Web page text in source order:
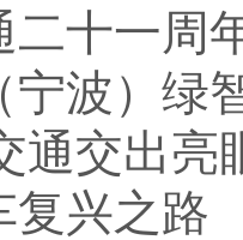
二十一周
宁波）绿
通交出亮
复兴之路